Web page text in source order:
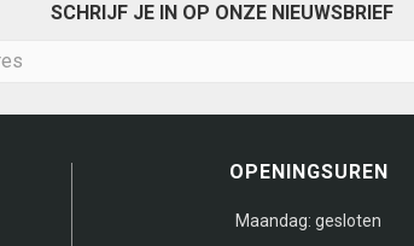
SCHRIJF JE IN OP ONZE NIEUWSBRIEF
OPENINGSUREN
Maandag: gesloten